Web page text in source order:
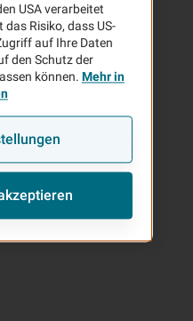
USA verarbeitet
Risiko, dass US-
auf Ihre Daten
den Schutz der
können. Mehr in